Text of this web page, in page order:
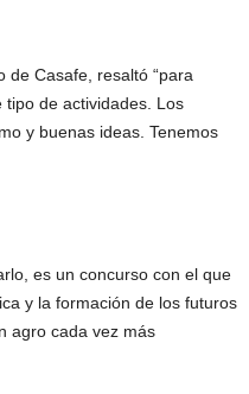
de Casafe, resaltó “para
tipo de actividades. Los
y buenas ideas. Tenemos
es un concurso con el que
y la formación de los futuros
agro cada vez más